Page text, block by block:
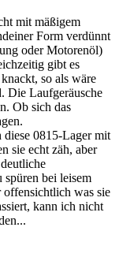
mit mäßigem
Form verdünnt
oder Motorenöl)
gibt es
so als wäre
Die Laufgeräusche
Ob sich das
diese 0815-Lager mit
sie echt zäh, aber
bei leisem
was sie
kann ich nicht